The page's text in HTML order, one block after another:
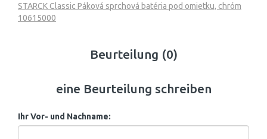
STARCK Classic Páková sprchová batéria pod omietku, chróm
10615000
Beurteilung (0)
eine Beurteilung schreiben
Ihr Vor- und Nachname: